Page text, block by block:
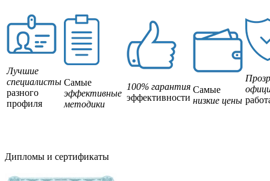
Лучшие
специалисты
разного
профиля
Самые
эффективные
методики
100% гарантия
эффективности
Самые
низкие цены
Дипломы и сертификаты